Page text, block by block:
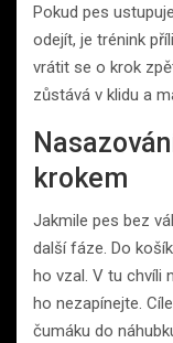
Pokud pes
odejít, je trénink
vrátit se o krok
zůstává v klidu a
krokem
Jakmile pes bez
další fáze. Do
ho vzal. V tu chvíli
ho nezapínejte.
čumáku do